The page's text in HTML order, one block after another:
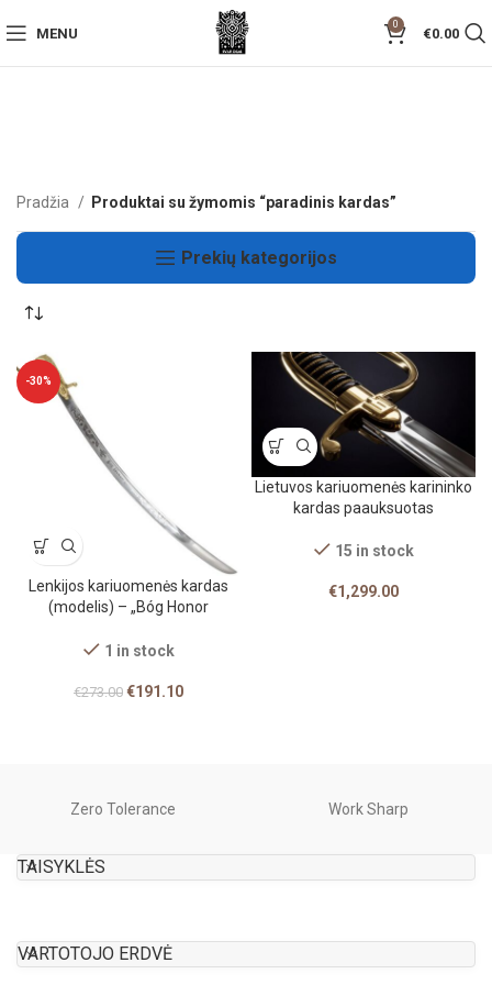
MENU
0
€0.00
Pradžia Produktai su žymomis “paradinis kardas”
Prekių kategorijos
-30%
Lenkijos kariuomenės kardas
(modelis) – „Bóg Honor
1 in stock
€273.00 €191.10
Lietuvos kariuomenės karininko
kardas paauksuotas
15 in stock
€1,299.00
Zero Tolerance Work Sharp
TAISYKLĖS
VARTOTOJO ERDVĖ